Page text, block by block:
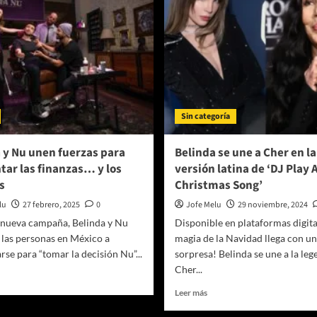
Nu unen fuerzas para
las finanzas… y los
27 febrero, 2025
0
campaña, Belinda y Nu
personas en México a
para “tomar la decisión Nu”...
Sin categoría
Belinda se une a Cher en
versión latina de ‘DJ Play
Christmas Song’
Jofe Melu 29 noviembre, 2024
Disponible en plataformas
magia de la Navidad llega con
sorpresa! Belinda se une a la
Cher...
Leer másLeer